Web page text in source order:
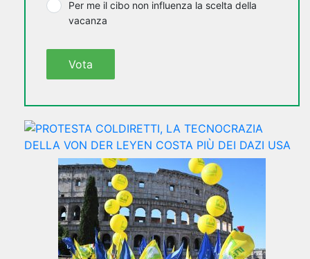
Per me il cibo non influenza la scelta della
vacanza
Vota